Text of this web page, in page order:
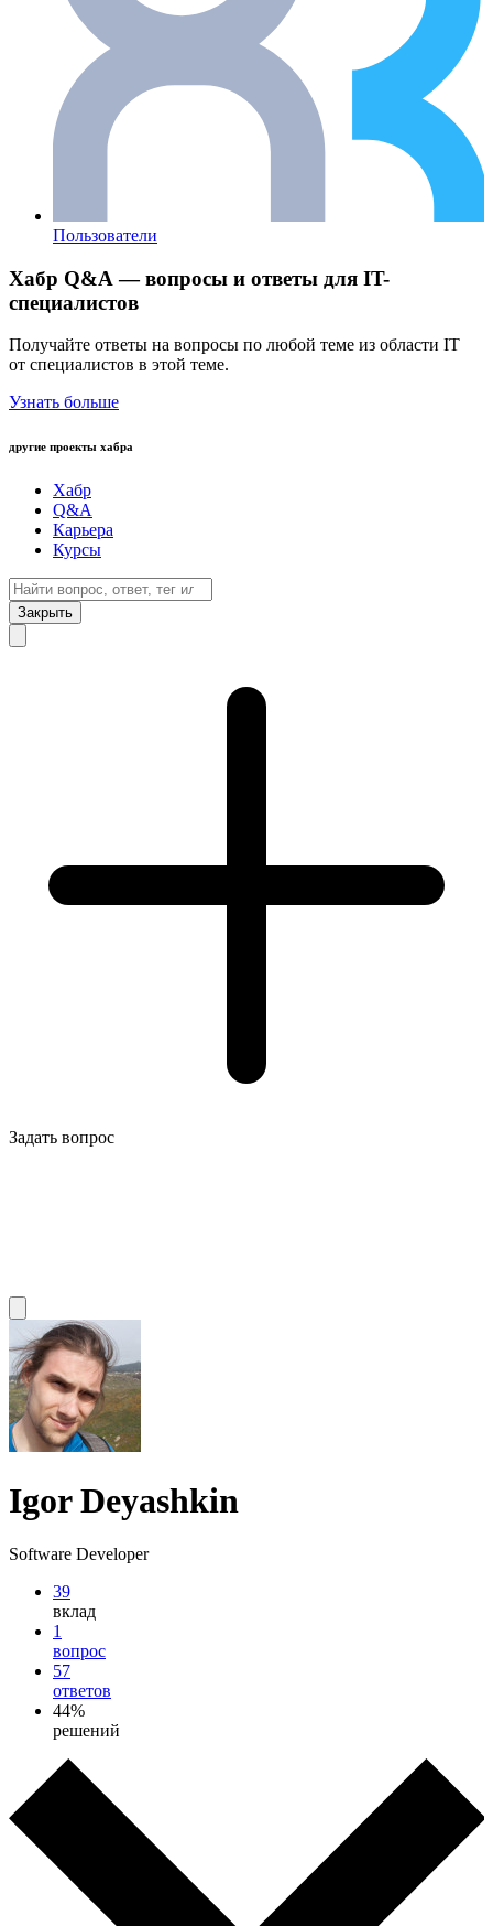
Пользователи
Хабр Q&A — вопросы и ответы для IT-
специалистов
Получайте ответы на вопросы по любой теме из области IT
от специалистов в этой теме.
Узнать больше
другие проекты хабра
Хабр
Q&A
Карьера
Курсы
Закрыть
Задать вопрос
Igor Deyashkin
Software Developer
39
вклад
1
вопрос
57
ответов
44%
решений